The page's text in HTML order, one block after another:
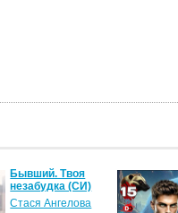
Бывший. Твоя
незабудка (СИ)
Стася Ангелова